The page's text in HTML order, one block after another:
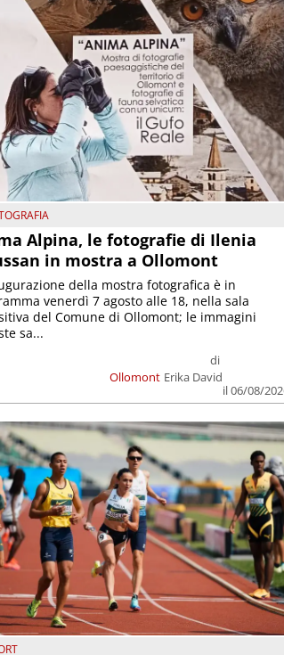
Alpina, le fotografie di Ilenia
in mostra a Ollomont
Ollomont
di
Erika David
il 06/08/
della mostra fotografica è in
venerdì 7 agosto alle 18, nella sala
del Comune di Ollomont; le immagini
sa...